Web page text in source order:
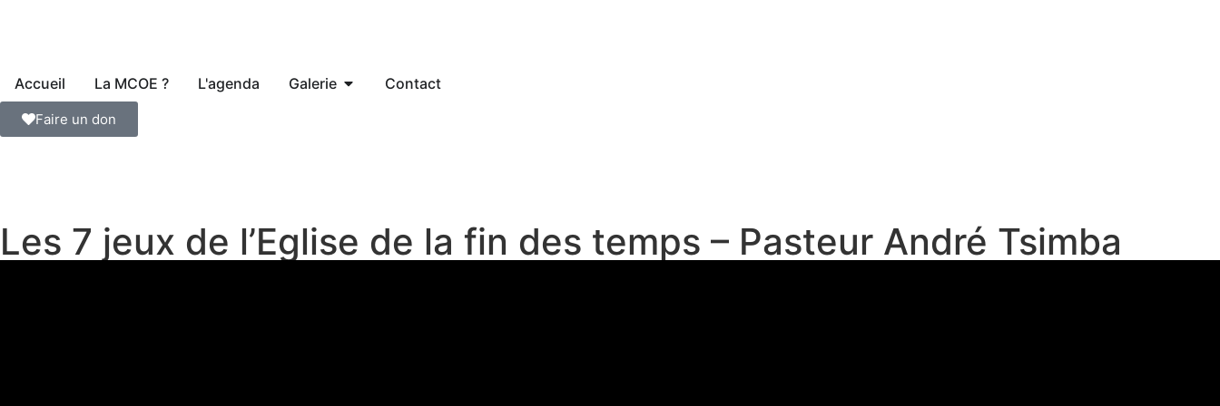
Accueil La MCOE ? L'agenda Galerie Contact
Faire un don
Les 7 jeux de l’Eglise de la fin des temps – Pasteur André Tsimba